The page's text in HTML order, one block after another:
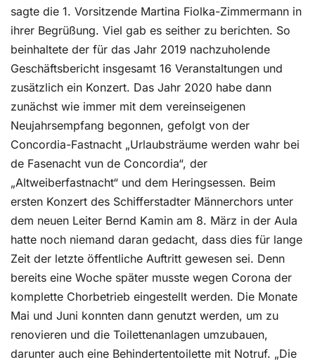
sagte die 1. Vorsitzende Martina Fiolka-Zimmermann in
ihrer Begrüßung. Viel gab es seither zu berichten. So
beinhaltete der für das Jahr 2019 nachzuholende
Geschäftsbericht insgesamt 16 Veranstaltungen und
zusätzlich ein Konzert. Das Jahr 2020 habe dann
zunächst wie immer mit dem vereinseigenen
Neujahrsempfang begonnen, gefolgt von der
Concordia-Fastnacht „Urlaubsträume werden wahr bei
de Fasenacht vun de Concordia“, der
„Altweiberfastnacht“ und dem Heringsessen. Beim
ersten Konzert des Schifferstadter Männerchors unter
dem neuen Leiter Bernd Kamin am 8. März in der Aula
hatte noch niemand daran gedacht, dass dies für lange
Zeit der letzte öffentliche Auftritt gewesen sei. Denn
bereits eine Woche später musste wegen Corona der
komplette Chorbetrieb eingestellt werden. Die Monate
Mai und Juni konnten dann genutzt werden, um zu
renovieren und die Toilettenanlagen umzubauen,
darunter auch eine Behindertentoilette mit Notruf. „Die